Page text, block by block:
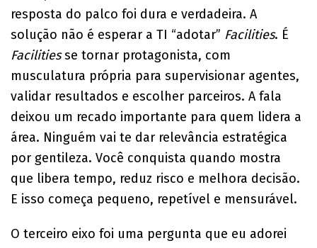
resposta do palco foi dura e verdadeira. A
solução não é esperar a TI “adotar” Facilities. É
Facilitiesse tornar protagonista, com
musculatura própria para supervisionar agentes,
validar resultados e escolher parceiros. A fala
deixou um recado importante para quem lidera a
área. Ninguém vai te dar relevância estratégica
por gentileza. Você conquista quando mostra
que libera tempo, reduz risco e melhora decisão.
E isso começa pequeno, repetível e mensurável.
O terceiro eixo foi uma pergunta que eu adorei